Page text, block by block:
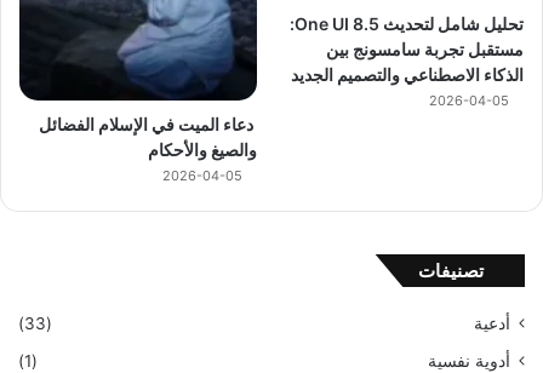
تحليل شامل لتحديث One UI 8.5:
مستقبل تجربة سامسونج بين
الذكاء الاصطناعي والتصميم الجديد
2026-04-05
دعاء الميت في الإسلام الفضائل
والصيغ والأحكام
2026-04-05
تصنيفات
أدعية
(33)
أدوية نفسية
(1)